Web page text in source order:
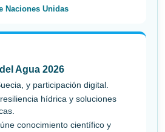
Naciones Unidas
Agua 2026
y participación digital.
hídrica y soluciones
conocimiento científico y